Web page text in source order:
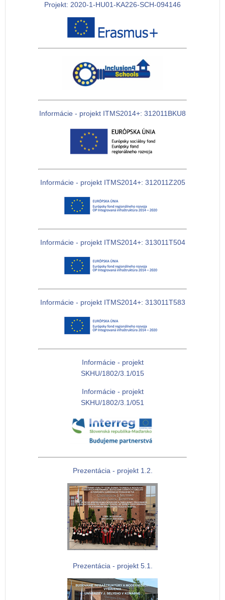
Projekt: 2020-1-HU01-KA226-SCH-094146
Informácie - projekt ITMS2014+: 312011BKU8
Informácie - projekt ITMS2014+: 312011Z205
Informácie - projekt ITMS2014+: 313011T504
Informácie - projekt ITMS2014+: 313011T583
Informácie - projekt
SKHU/1802/3.1/015
Informácie - projekt
SKHU/1802/3.1/051
Prezentácia - projekt 1.2.
Prezentácia - projekt 5.1.